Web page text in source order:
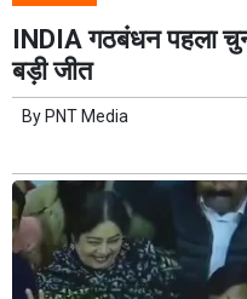
INDIA गठबंधन पहला
बड़ी जीत
By PNT Media